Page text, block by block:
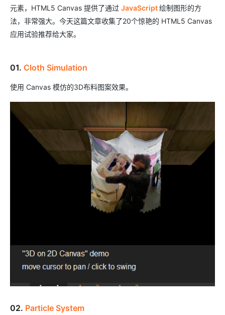
元素，HTML5 Canvas 提供了通过 JavaScript绘制图形的方
法，非常强大。今天这篇文章收集了20个惊艳的 HTML5 Canvas
应用试验推荐给大家。
01. Cloth Simulation
使用 Canvas 模仿的3D布料图案效果。
02. Particle System